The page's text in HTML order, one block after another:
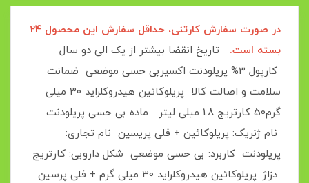
در صورت سفارش کارتنی، حداقل سفارش این محصول 24
بسته است. تاریخ انقضا بیشتر از یک الی دو سال
کارپول 3% پریلودنت اکسیربی حسی موضعی ضمانت
سلامت و اصالت کالا پریلوکائین هیدروکلراید 30 میلی
گرم50 کارتریج 1.8 میلی لیتر ماده بی حسی پریلودنت
نام ژنریک: پریلوکائین + فلی پریسین نام تجاری:
پریلودنت کاربرد: بی حسی موضعی شکل دارویی: کارتریج
دزاژ: پریلوکائین هیدروکلراید 30 میلی گرم + فلی پرسین